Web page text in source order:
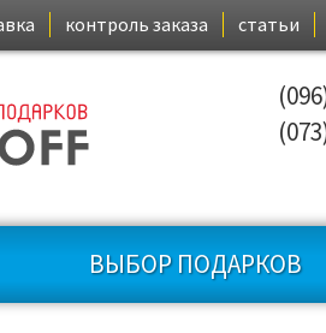
контроль заказа статьи
ВЫБОР ПОДАРКОВ